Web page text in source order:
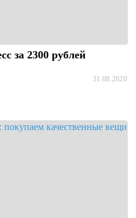
за 2300 рублей
31.08.2020